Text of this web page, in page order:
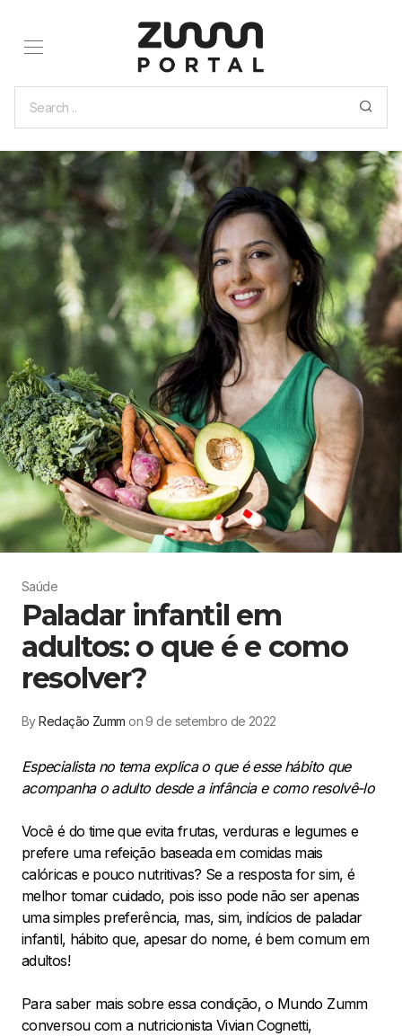
Saúde
Paladar infantil em
adultos: o que é e como
resolver?
ByRedação Zumm on 9 de setembro de 2022
Especialista no tema explica o que é esse hábito que
acompanha o adulto desde a infância e como resolvê-lo
Você é do time que evita frutas, verduras e legumes e
prefere uma refeição baseada em comidas mais
calóricas e pouco nutritivas? Se a resposta for sim, é
melhor tomar cuidado, pois isso pode não ser apenas
uma simples preferência, mas, sim, indícios de paladar
infantil, hábito que, apesar do nome, é bem comum em
adultos!
Para saber mais sobre essa condição, o Mundo Zumm
conversou com a nutricionista Vivian Cognetti,